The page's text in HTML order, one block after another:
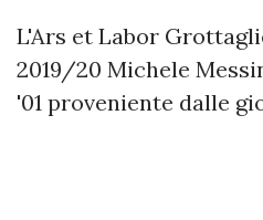
L'Ars et Labor
2019/20 Michele
'01 proveniente dalle